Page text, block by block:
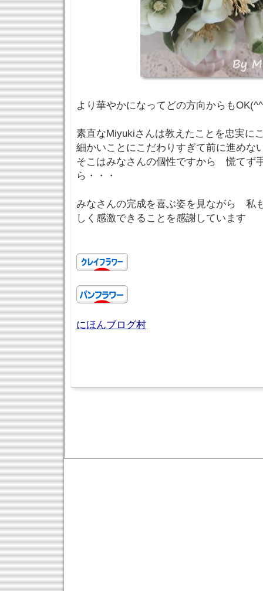
より華やかになってどの方向からも
素直なMiyukiさんは教えたことを忠実に
細かいことにこだわりすぎて前に進めな
そこはみなさんの個性ですから 慌てず
ら・・・
みなさんの完成を喜ぶ姿を見ながら 私
しく感激できることを感謝しています
にほんブログ村